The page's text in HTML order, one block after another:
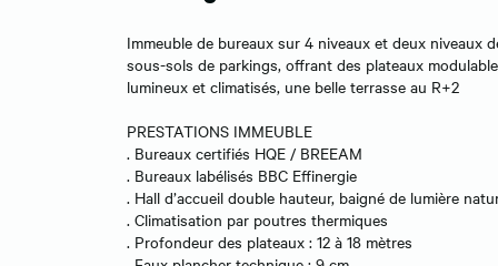
Immeuble de bureaux sur 4 niveaux et deux niveaux
sous-sols de parkings, offrant des plateaux
lumineux et climatisés, une belle terrasse au R+2
PRESTATIONS IMMEUBLE
. Bureaux certifiés HQE / BREEAM
. Bureaux labélisés BBC Effinergie
. Hall d’accueil double hauteur, baigné de lumière
. Climatisation par poutres thermiques
. Profondeur des plateaux : 12 à 18 mètres